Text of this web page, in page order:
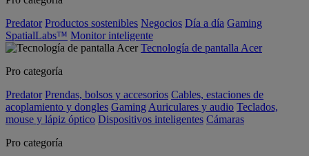
Predator Productos sostenibles Negocios Día a día Gaming
SpatialLabs™ Monitor inteligente
Tecnología de pantalla Acer
Pro categoría
Predator Prendas, bolsos y accesorios Cables, estaciones de
acoplamiento y dongles Gaming Auriculares y audio Teclados,
mouse y lápiz óptico Dispositivos inteligentes Cámaras
Pro categoría